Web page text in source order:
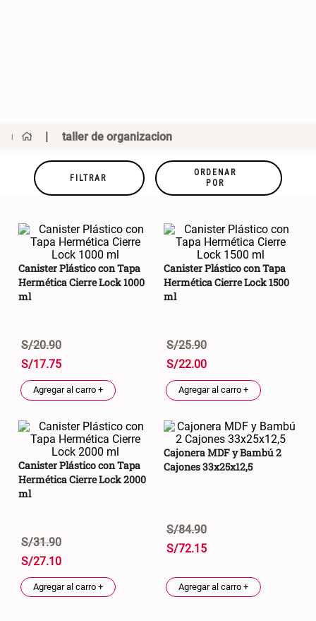
taller de organizacion
FILTRAR
ORDENAR
POR
Canister Plástico con Tapa
Hermética Cierre Lock 1000
ml
S/20.90
S/17.75
Agregar al carro +
Canister Plástico con Tapa
Hermética Cierre Lock 1500
ml
S/25.90
S/22.00
Agregar al carro +
Canister Plástico con Tapa
Hermética Cierre Lock 2000
ml
S/31.90
S/27.10
Agregar al carro +
Cajonera MDF y Bambú 2
Cajones 33x25x12,5
S/84.90
S/72.15
Agregar al carro +